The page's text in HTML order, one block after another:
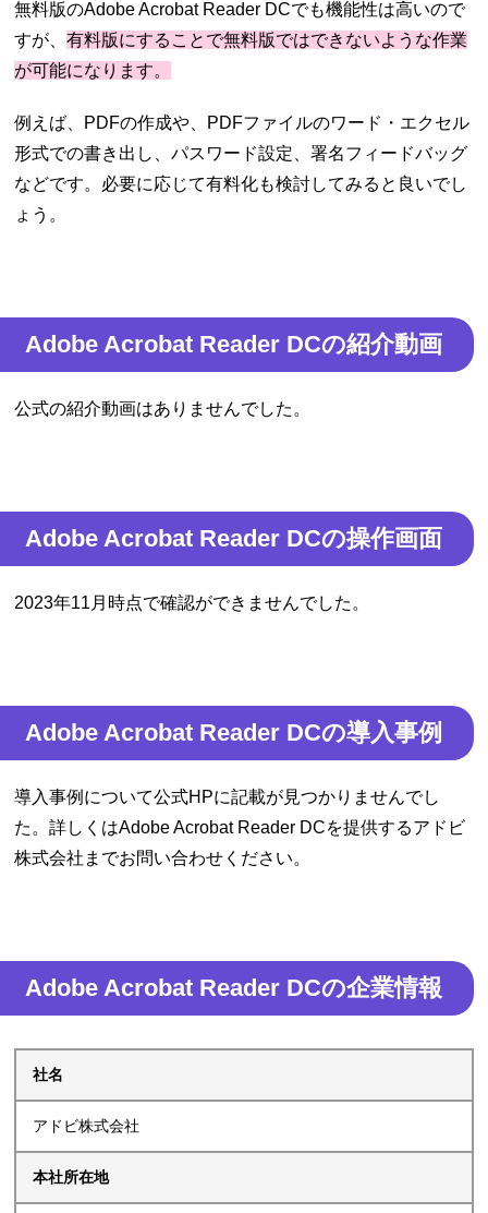
無料版のAdobe Acrobat Reader DCでも機能性は高いので
すが、有料版にすることで無料版ではできないような作業
が可能になります。
例えば、PDFの作成や、PDFファイルのワード・エクセル
形式での書き出し、パスワード設定、署名フィードバッグ
などです。必要に応じて有料化も検討してみると良いでし
ょう。
Adobe Acrobat Reader DCの紹介動画
公式の紹介動画はありませんでした。
Adobe Acrobat Reader DCの操作画面
2023年11月時点で確認ができませんでした。
Adobe Acrobat Reader DCの導入事例
導入事例について公式HPに記載が見つかりませんでし
た。詳しくはAdobe Acrobat Reader DCを提供するアドビ
株式会社までお問い合わせください。
Adobe Acrobat Reader DCの企業情報
社名
アドビ株式会社
本社所在地